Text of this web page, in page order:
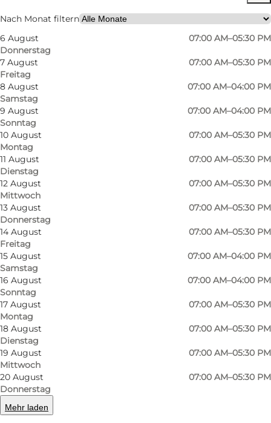
Nach Monat filtern
6 August
Donnerstag
07:00 AM–05:30 PM
7 August
Freitag
07:00 AM–05:30 PM
8 August
Samstag
07:00 AM–04:00 PM
9 August
Sonntag
07:00 AM–04:00 PM
10 August
Montag
07:00 AM–05:30 PM
11 August
Dienstag
07:00 AM–05:30 PM
12 August
Mittwoch
07:00 AM–05:30 PM
13 August
Donnerstag
07:00 AM–05:30 PM
14 August
Freitag
07:00 AM–05:30 PM
15 August
Samstag
07:00 AM–04:00 PM
16 August
Sonntag
07:00 AM–04:00 PM
17 August
Montag
07:00 AM–05:30 PM
18 August
Dienstag
07:00 AM–05:30 PM
19 August
Mittwoch
07:00 AM–05:30 PM
20 August
Donnerstag
07:00 AM–05:30 PM
Mehr laden
Foto:
©Wendorff
Hergestellt von Profis
Alle Brote, die die Backstube verlassen, sind in
den Händen von erfahrenen Fachleuten, die